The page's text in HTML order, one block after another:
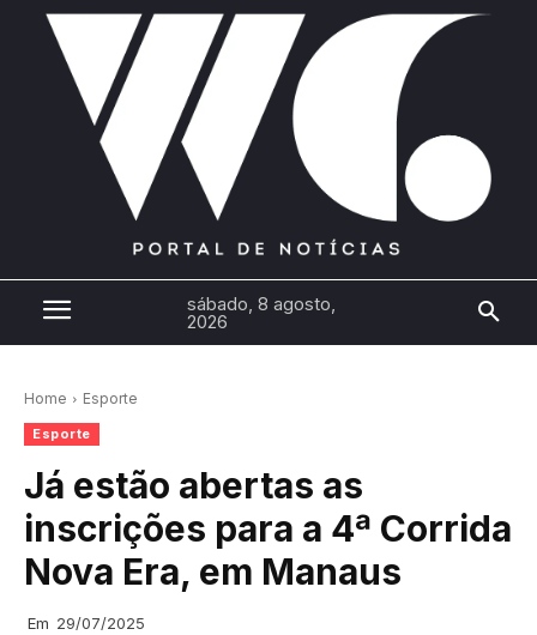
sábado, 8 agosto,
2026
Home Esporte
Esporte
Já estão abertas as
inscrições para a 4ª Corrida
Nova Era, em Manaus
Em 29/07/2025